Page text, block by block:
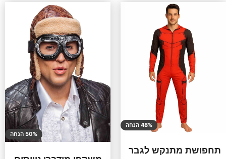
48% הנחה
תחפושת מתנקש לגבר
50% הנחה